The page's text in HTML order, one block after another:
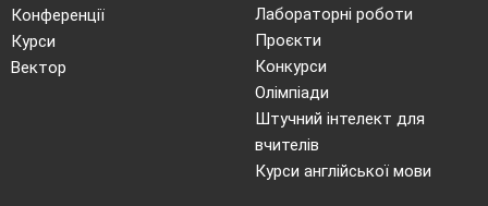
Конференції
Курси
Вектор
Лабораторні роботи
Проєкти
Конкурси
Олімпіади
Штучний інтелект для
вчителів
Курси англійської мови